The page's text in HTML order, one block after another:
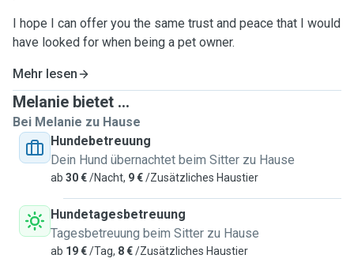
I hope I can offer you the same trust and peace that I would
have looked for when being a pet owner.
Mehr lesen
Melanie bietet ...
Bei Melanie zu Hause
Hundebetreuung
Dein Hund übernachtet beim Sitter zu Hause
ab 30 €/Nacht, 9 €/Zusätzliches Haustier
Hundetagesbetreuung
Tagesbetreuung beim Sitter zu Hause
ab 19 €/Tag, 8 €/Zusätzliches Haustier